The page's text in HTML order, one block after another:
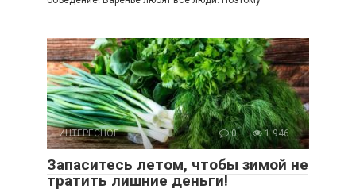
ИНТЕРЕСНОЕ 0 1 946
Запаситесь летом, чтобы зимой не
тратить лишние деньги!